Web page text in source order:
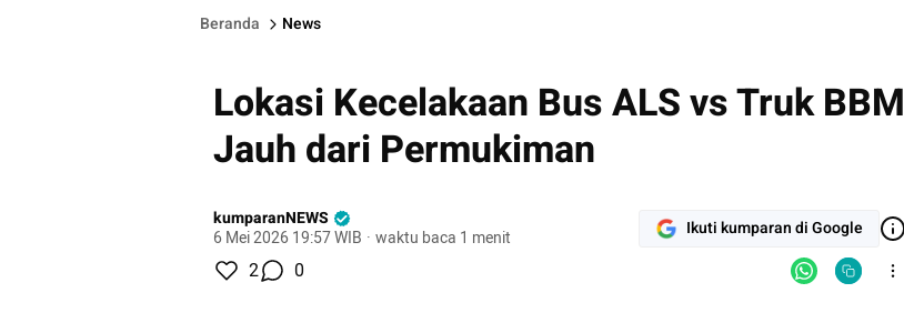
Beranda News
Lokasi Kecelakaan Bus ALS vs Truk BBM
Jauh dari Permukiman
kumparanNEWS
6 Mei 2026 19:57 WIB · waktu baca 1 menit Ikuti kumparan di Google
2 0